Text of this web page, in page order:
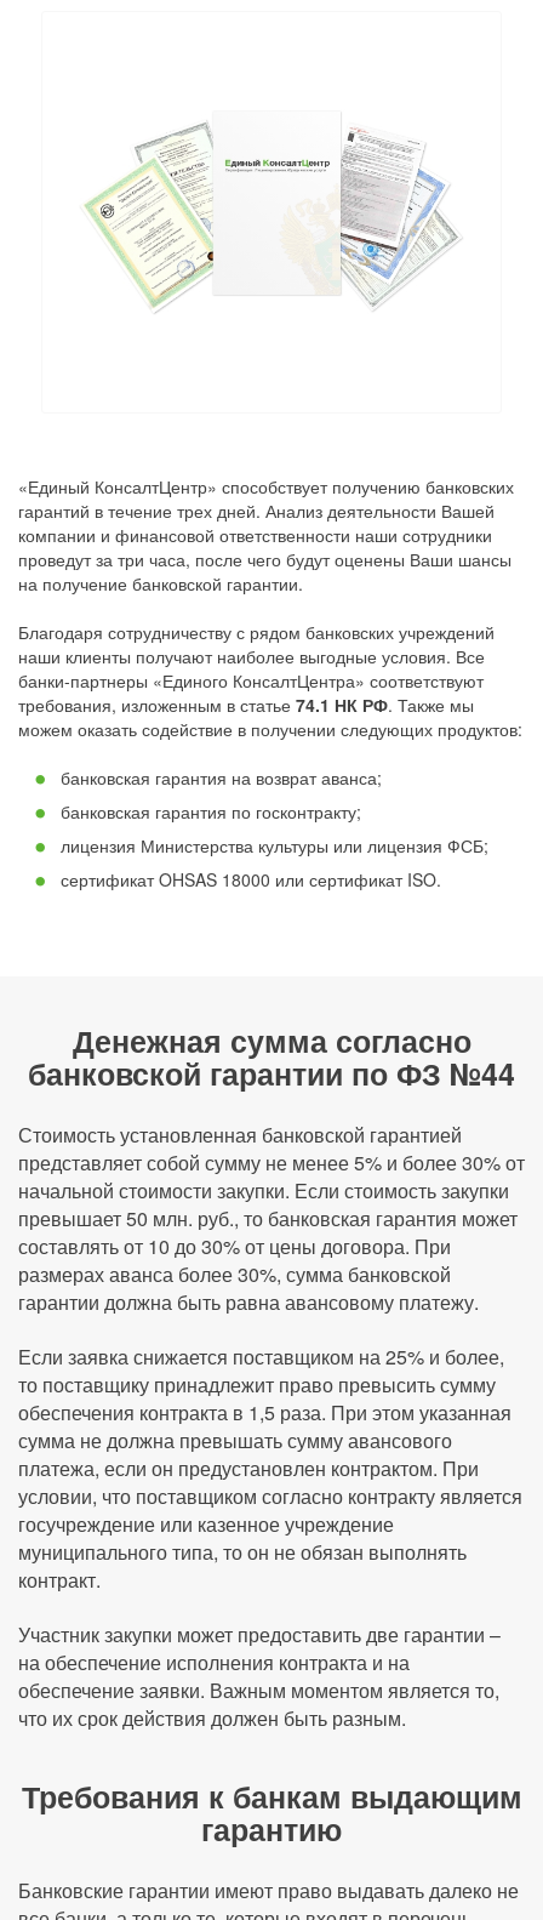
«Единый КонсалтЦентр» способствует получению банковских
гарантий в течение трех дней. Анализ деятельности Вашей
компании и финансовой ответственности наши сотрудники
проведут за три часа, после чего будут оценены Ваши шансы
на получение банковской гарантии.
Благодаря сотрудничеству с рядом банковских учреждений
наши клиенты получают наиболее выгодные условия. Все
банки-партнеры «Единого КонсалтЦентра» соответствуют
требования, изложенным в статье 74.1 НК РФ. Также мы
можем оказать содействие в получении следующих продуктов:
банковская гарантия на возврат аванса;
банковская гарантия по госконтракту;
лицензия Министерства культуры или лицензия ФСБ;
сертификат OHSAS 18000 или сертификат ISO.
Денежная сумма согласно
банковской гарантии по ФЗ №44
Стоимость установленная банковской гарантией
представляет собой сумму не менее 5% и более 30% от
начальной стоимости закупки. Если стоимость закупки
превышает 50 млн. руб., то банковская гарантия может
составлять от 10 до 30% от цены договора. При
размерах аванса более 30%, сумма банковской
гарантии должна быть равна авансовому платежу.
Если заявка снижается поставщиком на 25% и более,
то поставщику принадлежит право превысить сумму
обеспечения контракта в 1,5 раза. При этом указанная
сумма не должна превышать сумму авансового
платежа, если он предустановлен контрактом. При
условии, что поставщиком согласно контракту является
госучреждение или казенное учреждение
муниципального типа, то он не обязан выполнять
контракт.
Участник закупки может предоставить две гарантии –
на обеспечение исполнения контракта и на
обеспечение заявки. Важным моментом является то,
что их срок действия должен быть разным.
Требования к банкам выдающим
гарантию
Банковские гарантии имеют право выдавать далеко не